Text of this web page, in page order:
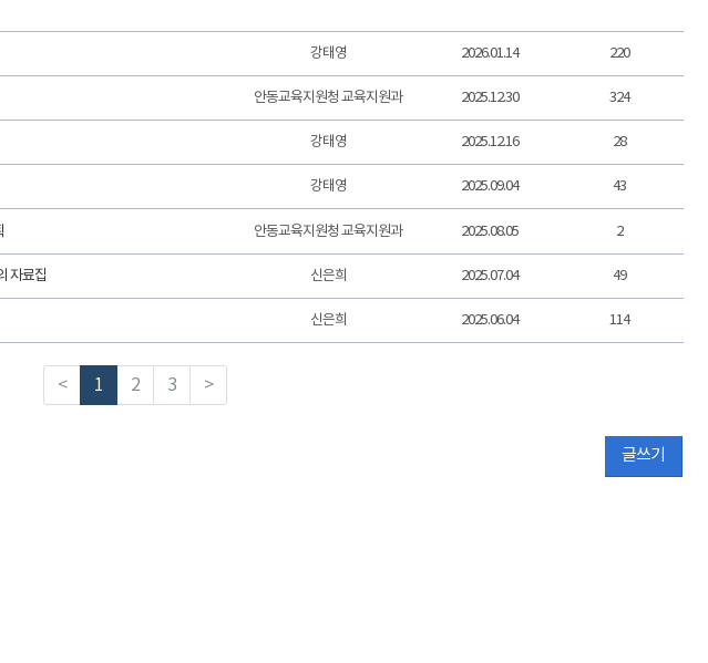
강태영 2026.01.14 220
안동교육지원청 교육지원과 2025.12.30 324
강태영 2025.12.16 28
강태영 2025.09.04 43
안동교육지원청 교육지원과 2025.08.05 2
자료집 신은희 2025.07.04 49
신은희 2025.06.04 114
< 1 2 3 >
글쓰기